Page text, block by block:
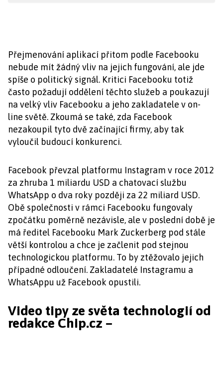
Přejmenování aplikací přitom podle Facebooku
nebude mít žádný vliv na jejich fungování, ale jde
spíše o politický signál. Kritici Facebooku totiž
často požadují oddělení těchto služeb a poukazují
na velký vliv Facebooku a jeho zakladatele v on-
line světě. Zkoumá se také, zda Facebook
nezakoupil tyto dvě začínající firmy, aby tak
vyloučil budoucí konkurenci.
Facebook převzal platformu Instagram v roce 2012
za zhruba 1 miliardu USD a chatovací službu
WhatsApp o dva roky později za 22 miliard USD.
Obě společnosti v rámci Facebooku fungovaly
zpočátku poměrně nezávisle, ale v poslední době je
má ředitel Facebooku Mark Zuckerberg pod stále
větší kontrolou a chce je začlenit pod stejnou
technologickou platformu. To by ztěžovalo jejich
případné odloučení. Zakladatelé Instagramu a
WhatsAppu už Facebook opustili.
Video tipy ze světa technologií od
redakce Chip.cz –